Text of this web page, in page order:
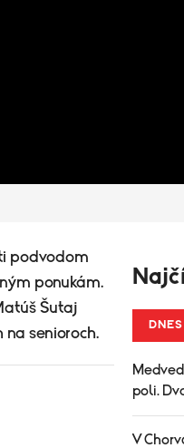
podvodom
ponukám.
Šutaj
senioroch.
DNES
poli.
V